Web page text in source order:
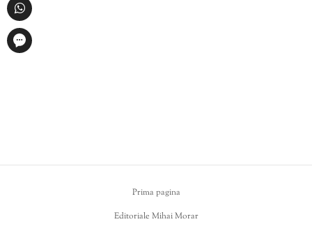
Prima pagina
Editoriale Mihai Morar